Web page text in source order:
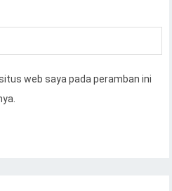
web saya pada peramban ini